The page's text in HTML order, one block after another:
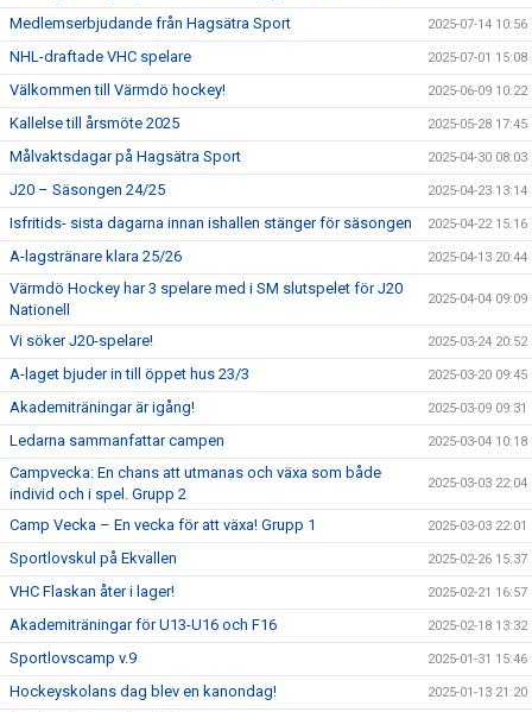
Medlemserbjudande från Hagsätra Sport 2025-07-14 10:56
NHL-draftade VHC spelare 2025-07-01 15:08
Välkommen till Värmdö hockey! 2025-06-09 10:22
Kallelse till årsmöte 2025 2025-05-28 17:45
Målvaktsdagar på Hagsätra Sport 2025-04-30 08:03
J20 – Säsongen 24/25 2025-04-23 13:14
Isfritids- sista dagarna innan ishallen stänger för säsongen 2025-04-22 15:16
A-lagstränare klara 25/26 2025-04-13 20:44
Värmdö Hockey har 3 spelare med i SM slutspelet för J20
Nationell
2025-04-04 09:09
Vi söker J20-spelare! 2025-03-24 20:52
A-laget bjuder in till öppet hus 23/3 2025-03-20 09:45
Akademiträningar är igång! 2025-03-09 09:31
Ledarna sammanfattar campen 2025-03-04 10:18
Campvecka: En chans att utmanas och växa som både
individ och i spel. Grupp 2
2025-03-03 22:04
Camp Vecka – En vecka för att växa! Grupp 1 2025-03-03 22:01
Sportlovskul på Ekvallen 2025-02-26 15:37
VHC Flaskan åter i lager! 2025-02-21 16:57
Akademiträningar för U13-U16 och F16 2025-02-18 13:32
Sportlovscamp v.9 2025-01-31 15:46
Hockeyskolans dag blev en kanondag! 2025-01-13 21:20